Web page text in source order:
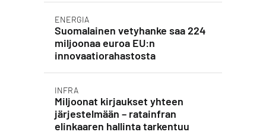
ENERGIA
Suomalainen vetyhanke saa 224
miljoonaa euroa EU:n
innovaatiorahastosta
INFRA
Miljoonat kirjaukset yhteen
järjestelmään – ratainfran
elinkaaren hallinta tarkentuu